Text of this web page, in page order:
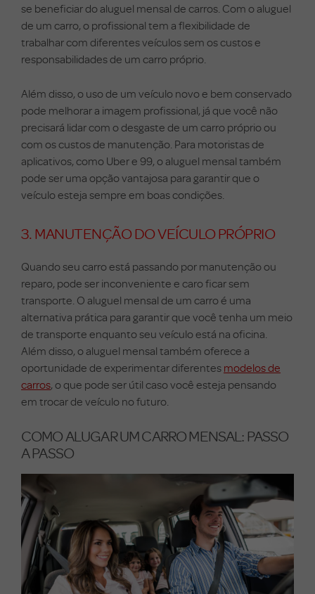
se beneficiar do aluguel mensal de carros. Com o aluguel
de um carro, o profissional tem a flexibilidade de
trabalhar com diferentes veículos sem os custos e
responsabilidades de um carro próprio.
Além disso, o uso de um veículo novo e bem conservado
pode melhorar a imagem profissional, já que você não
precisará lidar com o desgaste de um carro próprio ou
com os custos de manutenção. Para motoristas de
aplicativos, como Uber e 99, o aluguel mensal também
pode ser uma opção vantajosa para garantir que o
veículo esteja sempre em boas condições.
3. MANUTENÇÃO DO VEÍCULO PRÓPRIO
Quando seu carro está passando por manutenção ou
reparo, pode ser inconveniente e caro ficar sem
transporte. O aluguel mensal de um carro é uma
alternativa prática para garantir que você tenha um meio
de transporte enquanto seu veículo está na oficina.
Além disso, o aluguel mensal também oferece a
oportunidade de experimentar diferentes modelos de
carros, o que pode ser útil caso você esteja pensando
em trocar de veículo no futuro.
COMO ALUGAR UM CARRO MENSAL: PASSO
A PASSO